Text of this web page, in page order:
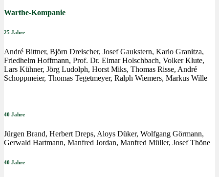
Warthe-Kompanie
25 Jahre
André Bittner, Björn Dreischer, Josef Gaukstern, Karlo Granitza,
Friedhelm Hoffmann, Prof. Dr. Elmar Holschbach, Volker Klute,
Lars Kühner, Jörg Ludolph, Horst Miks, Thomas Risse, André
Schoppmeier, Thomas Tegetmeyer, Ralph Wiemers, Markus Wille
40 Jahre
Jürgen Brand, Herbert Dreps, Aloys Düker, Wolfgang Görmann,
Gerwald Hartmann, Manfred Jordan, Manfred Müller, Josef Thöne
40 Jahre